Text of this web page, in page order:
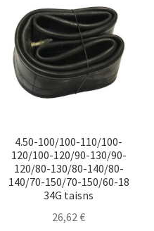
4.50-100/100-110/100-
120/100-120/90-130/90-
120/80-130/80-140/80-
140/70-150/70-150/60-18
34G taisns
26,62€